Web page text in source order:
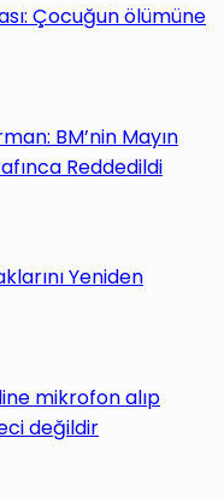
Çocuğun ölümüne
BM’nin Mayın
Reddedildi
Yeniden
mikrofon alıp
değildir